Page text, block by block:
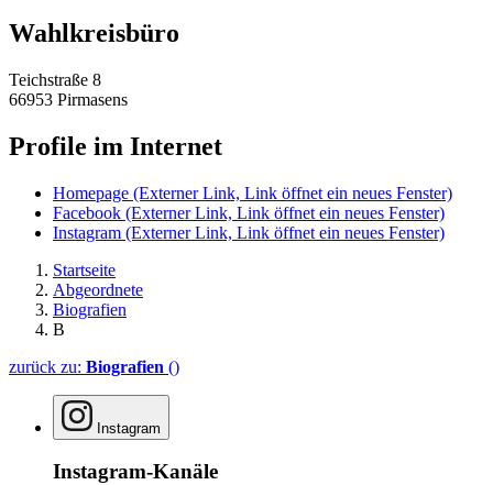
Wahlkreisbüro
Teichstraße 8
66953 Pirmasens
Profile im Internet
Homepage (Externer Link, Link öffnet ein neues Fenster)
Facebook (Externer Link, Link öffnet ein neues Fenster)
Instagram (Externer Link, Link öffnet ein neues Fenster)
Startseite
Abgeordnete
Biografien
B
zurück zu: Biografien ()
Instagram
Instagram-Kanäle